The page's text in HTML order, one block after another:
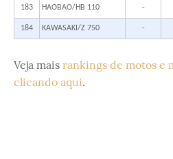
183 HAOBAO/HB 110 -
184 KAWASAKI/Z 750 -
Veja mais rankings de motos e
clicando aqui.